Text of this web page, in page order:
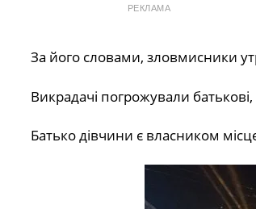
РЕКЛАМА
За його словами, зловмисники
Викрадачі погрожували
Батько дівчини є власником